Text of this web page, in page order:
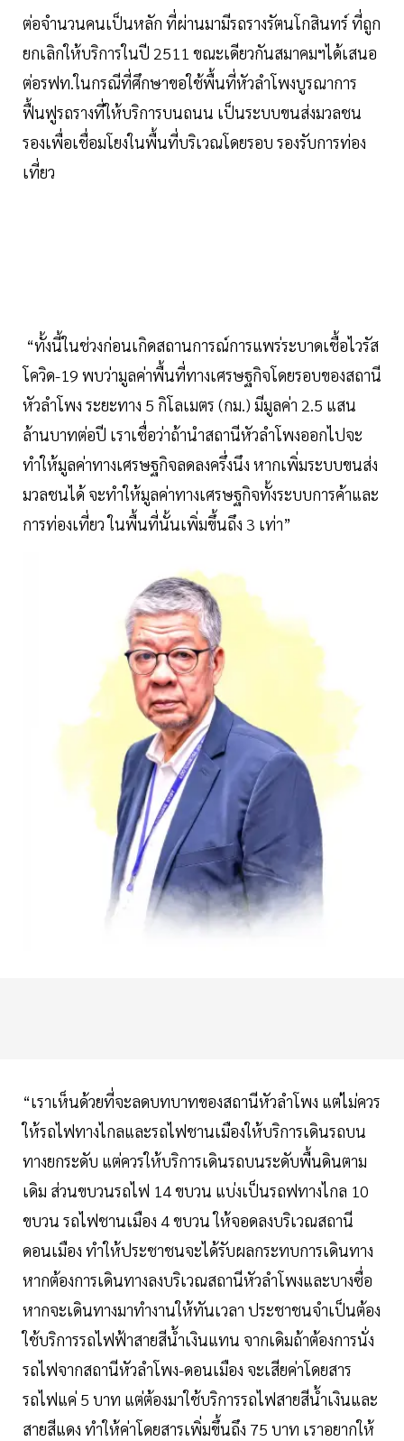
ต่อจำนวนคนเป็นหลัก ที่ผ่านมามีรถรางรัตนโกสินทร์ ที่ถูก
ยกเลิกให้บริการในปี 2511 ขณะเดียวกันสมาคมฯได้เสนอ
ต่อรฟท.ในกรณีที่ศึกษาขอใช้พื้นที่หัวลำโพงบูรณาการ
ฟื้นฟูรถรางที่ให้บริการบนถนน เป็นระบบขนส่งมวลชน
รองเพื่อเชื่อมโยงในพื้นที่บริเวณโดยรอบ รองรับการท่อง
เที่ยว
“ทั้งนี้ในช่วงก่อนเกิดสถานการณ์การแพร่ระบาดเชื้อไวรัส
โควิด-19 พบว่ามูลค่าพื้นที่ทางเศรษฐกิจโดยรอบของสถานี
หัวลำโพง ระยะทาง 5 กิโลเมตร (กม.) มีมูลค่า 2.5 แสน
ล้านบาทต่อปี เราเชื่อว่าถ้านำสถานีหัวลำโพงออกไปจะ
ทำให้มูลค่าทางเศรษฐกิจลดลงครึ่งนึง หากเพิ่มระบบขนส่ง
มวลชนได้ จะทำให้มูลค่าทางเศรษฐกิจทั้งระบบการค้าและ
การท่องเที่ยว ในพื้นที่นั้นเพิ่มขึ้นถึง 3 เท่า”
“เราเห็นด้วยที่จะลดบทบาทของสถานีหัวลำโพง แต่ไม่ควร
ให้รถไฟทางไกลและรถไฟชานเมืองให้บริการเดินรถบน
ทางยกระดับ แต่ควรให้บริการเดินรถบนระดับพื้นดินตาม
เดิม ส่วนขบวนรถไฟ 14 ขบวน แบ่งเป็นรถฟทางไกล 10
ขบวน รถไฟชานเมือง 4 ขบวน ให้จอดลงบริเวณสถานี
ดอนเมือง ทำให้ประชาชนจะได้รับผลกระทบการเดินทาง
หากต้องการเดินทางลงบริเวณสถานีหัวลำโพงและบางซื่อ
หากจะเดินทางมาทำงานให้ทันเวลา ประชาชนจำเป็นต้อง
ใช้บริการรถไฟฟ้าสายสีน้ำเงินแทน จากเดิมถ้าต้องการนั่ง
รถไฟจากสถานีหัวลำโพง-ดอนเมือง จะเสียค่าโดยสาร
รถไฟแค่ 5 บาท แต่ต้องมาใช้บริการรถไฟสายสีน้ำเงินและ
สายสีแดง ทำให้ค่าโดยสารเพิ่มขึ้นถึง 75 บาท เราอยากให้